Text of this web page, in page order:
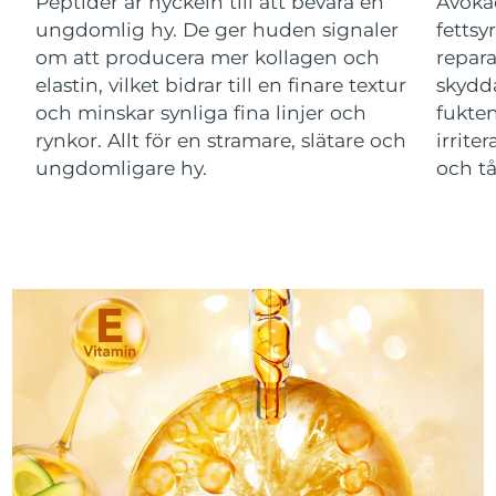
ungdomlig hy. De ger huden signaler
om att producera mer kollagen och
elastin, vilket bidrar till en finare textur
och minskar synliga fina linjer och
rynkor. Allt för en stramare, slätare och
ungdomligare hy.
och
Macao SAR Förväntad leverans 8/10/26
Malaysia Förväntad leverans 8/11/26
Malta Förväntad leverans
Nederländerna Förväntad leverans
Nya Zeeland Förväntad leverans
Norge Förväntad leverans
Oman Förväntad leverans 8/11/26